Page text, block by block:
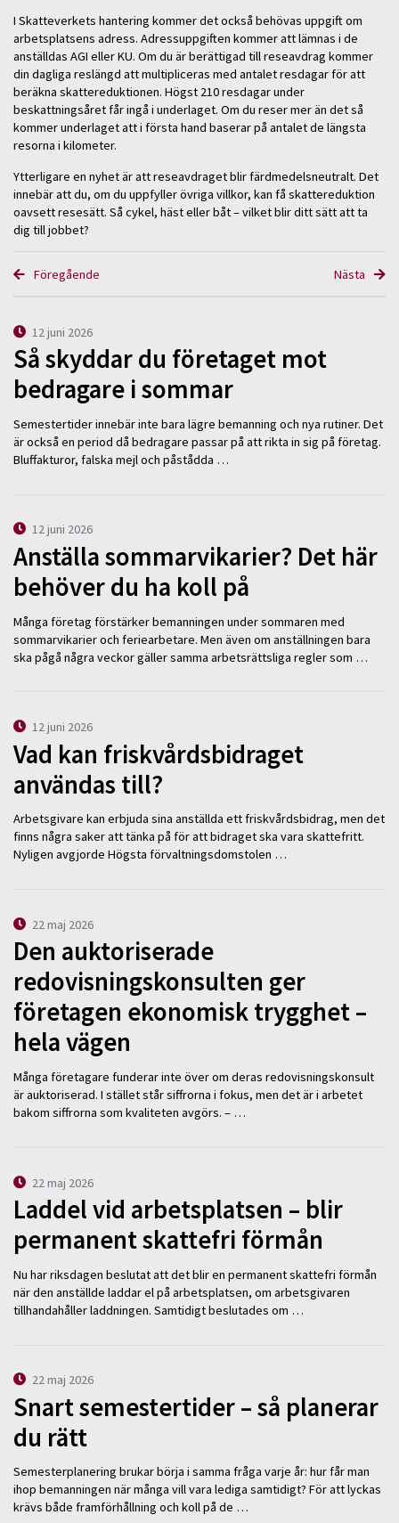
I Skatteverkets hantering kommer det också behövas uppgift om
arbetsplatsens adress. Adressuppgiften kommer att lämnas i de
anställdas AGI eller KU. Om du är berättigad till reseavdrag kommer
din dagliga reslängd att multipliceras med antalet resdagar för att
beräkna skattereduktionen. Högst 210 resdagar under
beskattningsåret får ingå i underlaget. Om du reser mer än det så
kommer underlaget att i första hand baserar på antalet de längsta
resorna i kilometer.
Ytterligare en nyhet är att reseavdraget blir färdmedelsneutralt. Det
innebär att du, om du uppfyller övriga villkor, kan få skattereduktion
oavsett resesätt. Så cykel, häst eller båt – vilket blir ditt sätt att ta
dig till jobbet?
Föregående Nästa
12 juni 2026
Så skyddar du företaget mot
bedragare i sommar
Semestertider innebär inte bara lägre bemanning och nya rutiner. Det
är också en period då bedragare passar på att rikta in sig på företag.
Bluffakturor, falska mejl och påstådda …
12 juni 2026
Anställa sommarvikarier? Det här
behöver du ha koll på
Många företag förstärker bemanningen under sommaren med
sommarvikarier och feriearbetare. Men även om anställningen bara
ska pågå några veckor gäller samma arbetsrättsliga regler som …
12 juni 2026
Vad kan friskvårdsbidraget
användas till?
Arbetsgivare kan erbjuda sina anställda ett friskvårdsbidrag, men det
finns några saker att tänka på för att bidraget ska vara skattefritt.
Nyligen avgjorde Högsta förvaltningsdomstolen …
22 maj 2026
Den auktoriserade
redovisningskonsulten ger
företagen ekonomisk trygghet –
hela vägen
Många företagare funderar inte över om deras redovisningskonsult
är auktoriserad. I stället står siffrorna i fokus, men det är i arbetet
bakom siffrorna som kvaliteten avgörs. – …
22 maj 2026
Laddel vid arbetsplatsen – blir
permanent skattefri förmån
Nu har riksdagen beslutat att det blir en permanent skattefri förmån
när den anställde laddar el på arbetsplatsen, om arbetsgivaren
tillhandahåller laddningen. Samtidigt beslutades om …
22 maj 2026
Snart semestertider – så planerar
du rätt
Semesterplanering brukar börja i samma fråga varje år: hur får man
ihop bemanningen när många vill vara lediga samtidigt? För att lyckas
krävs både framförhållning och koll på de …